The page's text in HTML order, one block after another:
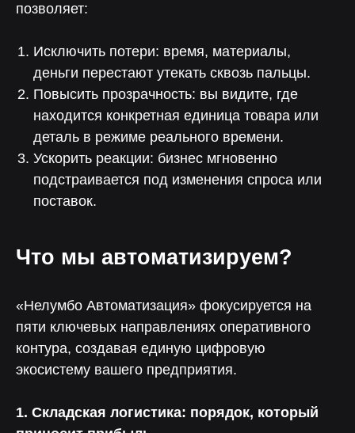
позволяет:
Исключить потери: время, материалы,
деньги перестают утекать сквозь пальцы.
Повысить прозрачность: вы видите, где
находится конкретная единица товара или
деталь в режиме реального времени.
Ускорить реакции: бизнес мгновенно
подстраивается под изменения спроса или
поставок.
Что мы автоматизируем?
«Нелумбо Автоматизация» фокусируется на
пяти ключевых направлениях оперативного
контура, создавая единую цифровую
экосистему вашего предприятия.
1. Складская логистика: порядок, который